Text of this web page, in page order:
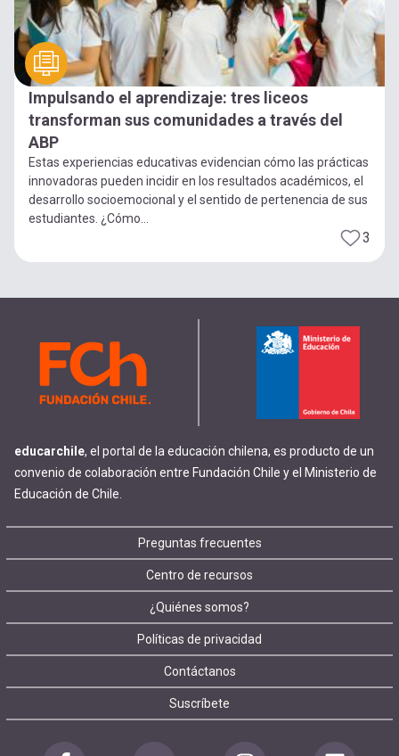
Impulsando el aprendizaje: tres liceos
transforman sus comunidades a través del
ABP
Estas experiencias educativas evidencian cómo las prácticas
innovadoras pueden incidir en los resultados académicos, el
desarrollo socioemocional y el sentido de pertenencia de sus
estudiantes. ¿Cómo...
3
educarchile, el portal de la educación chilena, es producto de un
convenio de colaboración entre Fundación Chile y el Ministerio de
Educación de Chile.
Footer
menu
Preguntas frecuentes
Centro de recursos
¿Quiénes somos?
Políticas de privacidad
Contáctanos
Suscríbete